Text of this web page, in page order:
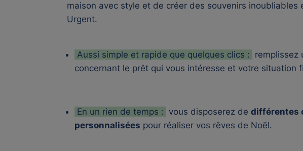
maison avec style et de créer des souvenirs inoubliables
Urgent.
Aussi simple et rapide que quelques clics : remplissez
concernant le prêt qui vous intéresse et votre situation
En un rien de temps : vous disposerez de différentes
personnalisées pour réaliser vos rêves de Noël.